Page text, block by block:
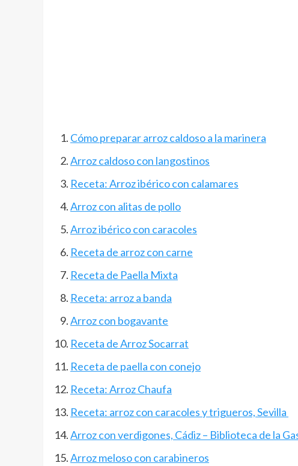
Cómo preparar arroz caldoso a la marinera
Arroz caldoso con langostinos
Receta: Arroz ibérico con calamares
Arroz con alitas de pollo
Arroz ibérico con caracoles
Receta de arroz con carne
Receta de Paella Mixta
Receta: arroz a banda
Arroz con bogavante
Receta de Arroz Socarrat
Receta de paella con conejo
Receta: Arroz Chaufa
Receta: arroz con caracoles y trigueros, Sevilla
Arroz con verdigones, Cádiz – Biblioteca de la
Arroz meloso con carabineros